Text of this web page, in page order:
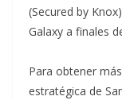
(Secured by
Galaxy a finales
Para obtener
estratégica de